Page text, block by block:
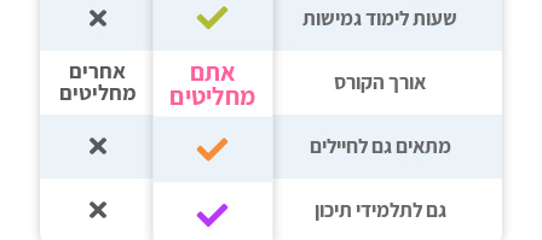
שעות לימוד גמישות
אורך הקורס
מתאים גם לחיילים
גם לתלמידי תיכון‎‏
אתם
מחליטים
אחרים
מחליטים